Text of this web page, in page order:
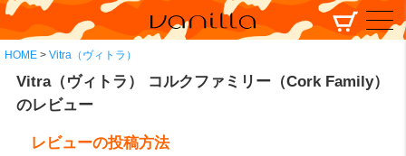
HOME Vitra（ヴィトラ）
Vitra（ヴィトラ） コルクファミリー（Cork Family）
のレビュー
レビューの投稿方法